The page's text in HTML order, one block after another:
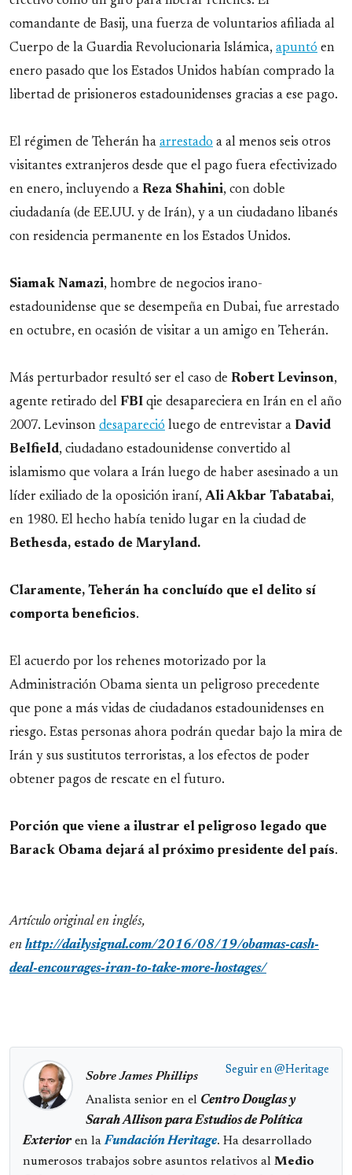
comandante de Basij, una fuerza de voluntarios afiliada al
Cuerpo de la Guardia Revolucionaria Islámica, apuntó en
enero pasado que los Estados Unidos habían comprado la
libertad de prisioneros estadounidenses gracias a ese pago.
El régimen de Teherán ha arrestado a al menos seis otros
visitantes extranjeros desde que el pago fuera efectivizado
en enero, incluyendo a Reza Shahini, con doble
ciudadanía (de EE.UU. y de Irán), y a un ciudadano libanés
con residencia permanente en los Estados Unidos.
Siamak Namazi, hombre de negocios irano-
estadounidense que se desempeña en Dubai, fue arrestado
en octubre, en ocasión de visitar a un amigo en Teherán.
Más perturbador resultó ser el caso de Robert Levinson,
agente retirado del FBI qie desapareciera en Irán en el año
2007. Levinson desapareció luego de entrevistar a David
Belfield, ciudadano estadounidense convertido al
islamismo que volara a Irán luego de haber asesinado a un
líder exiliado de la oposición iraní, Ali Akbar Tabatabai,
en 1980. El hecho había tenido lugar en la ciudad de
Bethesda, estado de Maryland.
Claramente, Teherán ha concluído que el delito sí
comporta beneficios.
El acuerdo por los rehenes motorizado por la
Administración Obama sienta un peligroso precedente
que pone a más vidas de ciudadanos estadounidenses en
riesgo. Estas personas ahora podrán quedar bajo la mira de
Irán y sus sustitutos terroristas, a los efectos de poder
obtener pagos de rescate en el futuro.
Porción que viene a ilustrar el peligroso legado que
Barack Obama dejará al próximo presidente del país.
Artículo original en inglés,
en http://dailysignal.com/2016/08/19/obamas-cash-
deal-encourages-iran-to-take-more-hostages/
Seguir en @Heritage
Sobre James Phillips
Analista senior en el Centro Douglas y
Sarah Allison para Estudios de Política
Exterioren laFundación Heritage. Ha desarrollado
numerosos trabajos sobre asuntos relativos al Medio